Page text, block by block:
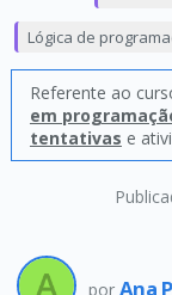
Lógica de
Referente ao
em
tentativas e
por Ana